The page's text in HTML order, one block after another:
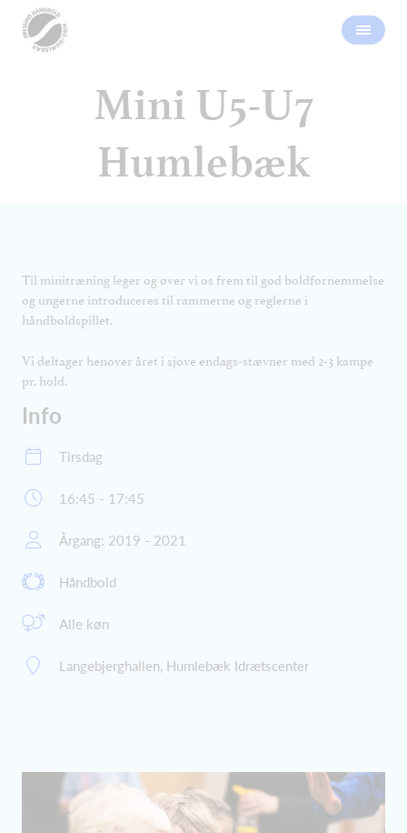
Mini U5-U7
Humlebæk
Til minitræning leger og øver vi os frem til god boldfornemmelse
og ungerne introduceres til rammerne og reglerne i
håndboldspillet.
Vi deltager henover året i sjove endags-stævner med 2-3 kampe
pr. hold.
Info
Tirsdag
16:45 - 17:45
Årgang: 2019 - 2021
Håndbold
Alle køn
Langebjerghallen, Humlebæk Idrætscenter